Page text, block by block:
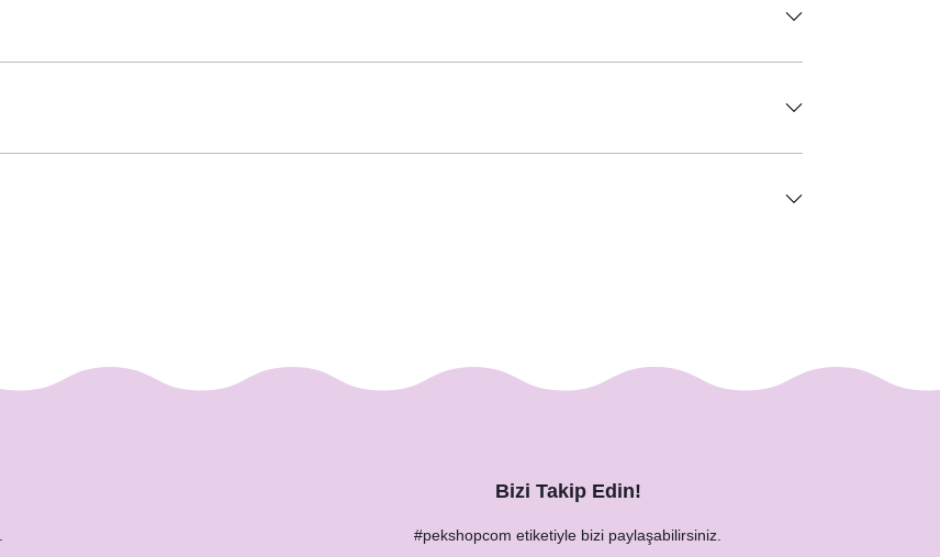
Bizi Takip Edin!
#pekshopcom etiketiyle bizi paylaşabilirsiniz.